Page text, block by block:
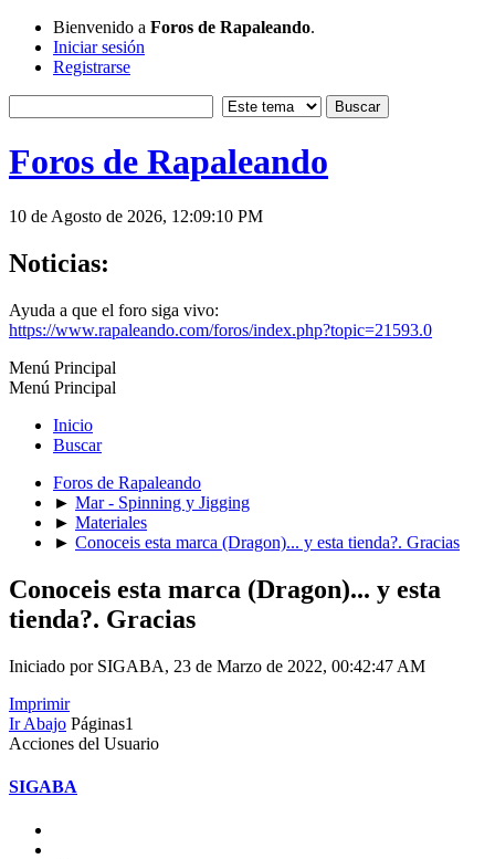
Bienvenido a Foros de Rapaleando.
Iniciar sesión
Registrarse
Foros de Rapaleando
10 de Agosto de 2026, 12:09:10 PM
Noticias:
Ayuda a que el foro siga vivo:
https://www.rapaleando.com/foros/index.php?topic=21593.0
Menú Principal
Menú Principal
Inicio
Buscar
Foros de Rapaleando
► Mar - Spinning y Jigging
► Materiales
► Conoceis esta marca (Dragon)... y esta tienda?. Gracias
Conoceis esta marca (Dragon)... y esta
tienda?. Gracias
Iniciado por SIGABA, 23 de Marzo de 2022, 00:42:47 AM
Imprimir
Ir Abajo Páginas1
Acciones del Usuario
SIGABA